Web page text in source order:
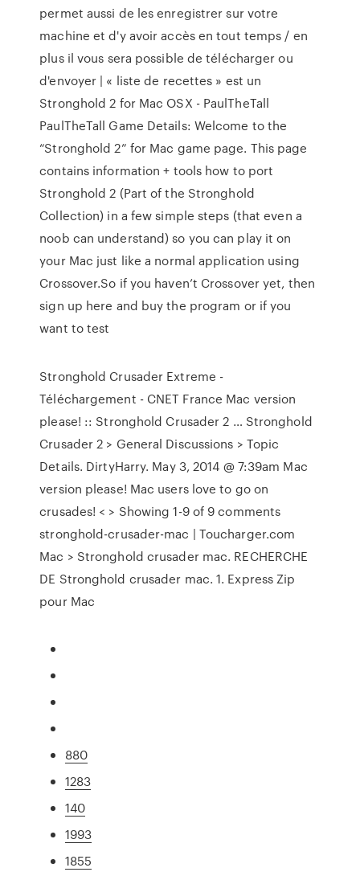
permet aussi de les enregistrer sur votre
machine et d'y avoir accès en tout temps / en
plus il vous sera possible de télécharger ou
d'envoyer | « liste de recettes » est un
Stronghold 2 for Mac OSX - PaulTheTall
PaulTheTall Game Details: Welcome to the
“Stronghold 2” for Mac game page. This page
contains information + tools how to port
Stronghold 2 (Part of the Stronghold
Collection) in a few simple steps (that even a
noob can understand) so you can play it on
your Mac just like a normal application using
Crossover.So if you haven’t Crossover yet, then
sign up here and buy the program or if you
want to test
Stronghold Crusader Extreme -
Téléchargement - CNET France Mac version
please! :: Stronghold Crusader 2 … Stronghold
Crusader 2 > General Discussions > Topic
Details. DirtyHarry. May 3, 2014 @ 7:39am Mac
version please! Mac users love to go on
crusades! < > Showing 1-9 of 9 comments
stronghold-crusader-mac | Toucharger.com
Mac > Stronghold crusader mac. RECHERCHE
DE Stronghold crusader mac. 1. Express Zip
pour Mac
880
1283
140
1993
1855